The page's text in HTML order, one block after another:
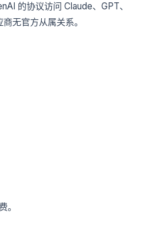
的协议访问 Claude、GPT、
无官方从属关系。
。